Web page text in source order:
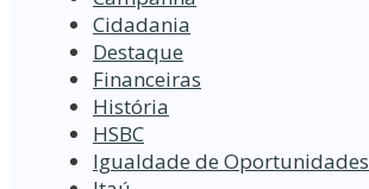
Cidadania
Destaque
Financeiras
História
HSBC
Igualdade de Oportunidades